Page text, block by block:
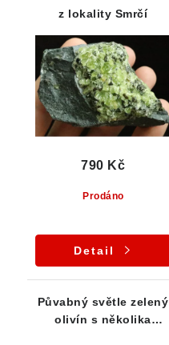
z lokality Smrčí
Prodáno
790 Kč
Detail
Půvabný světle zelený
olivín s několika